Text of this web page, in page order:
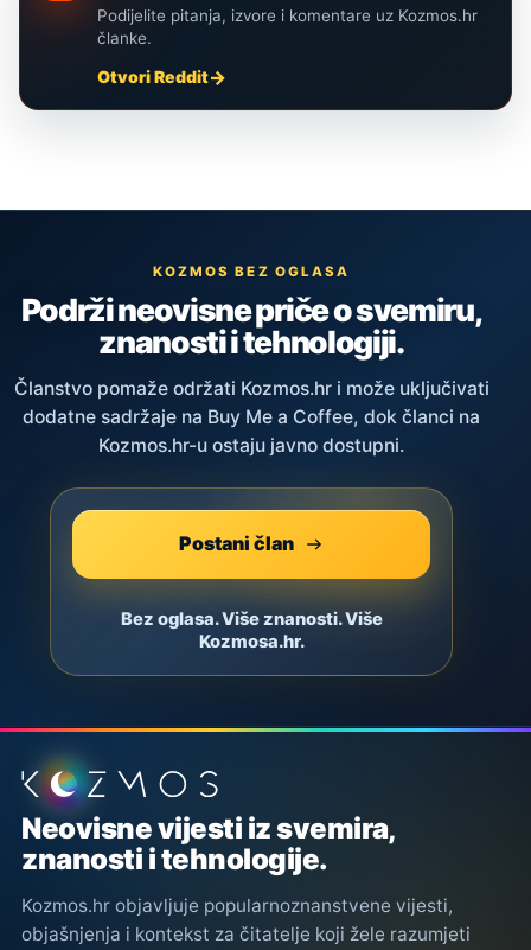
Podijelite pitanja, izvore i komentare uz Kozmos.hr
članke.
Otvori Reddit
KOZMOS BEZ OGLASA
Podrži neovisne priče o svemiru,
znanosti i tehnologiji.
Članstvo pomaže održati Kozmos.hr i može uključivati
dodatne sadržaje na Buy Me a Coffee, dok članci na
Kozmos.hr-u ostaju javno dostupni.
Postani član
Bez oglasa. Više znanosti. Više
Kozmosa.hr.
Podnožje stranice
Neovisne vijesti iz svemira,
znanosti i tehnologije.
Kozmos.hr objavljuje popularnoznanstvene vijesti,
objašnjenja i kontekst za čitatelje koji žele razumjeti